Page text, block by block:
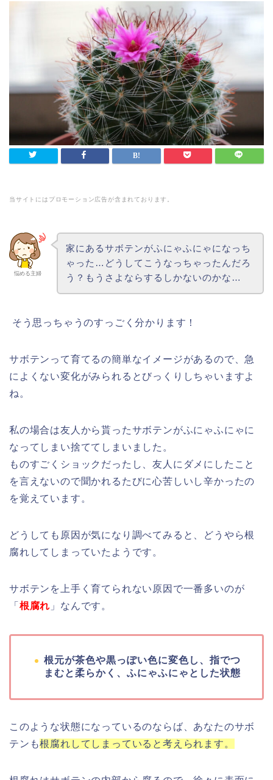
当サイトにはプロモーション広告が含まれております。
悩める主婦
家にあるサボテンがふにゃふにゃになっち
ゃった…どうしてこうなっちゃったんだろ
う？もうさよならするしかないのかな…
そう思っちゃうのすっごく分かります！
サボテンって育てるの簡単なイメージがあるので、急
によくない変化がみられるとびっくりしちゃいますよ
ね。
私の場合は友人から貰ったサボテンがふにゃふにゃに
なってしまい捨ててしまいました。
ものすごくショックだったし、友人にダメにしたこと
を言えないので聞かれるたびに心苦しいし辛かったの
を覚えています。
どうしても原因が気になり調べてみると、どうやら根
腐れしてしまっていたようです。
サボテンを上手く育てられない原因で一番多いのが
「 根腐れ 」なんです。
根元が茶色や黒っぽい色に変色し、指でつ
まむと柔らかく、ふにゃふにゃとした状態
このような状態になっているのならば、あなたのサボ
テンも根腐れしてしまっていると考えられます。